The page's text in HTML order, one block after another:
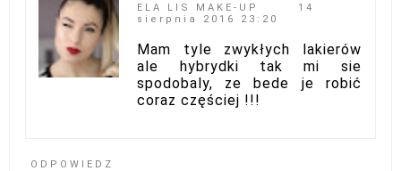
ELA LIS MAKE-UP
14
sierpnia 2016 23:20
Mam tyle zwykłych lakierów
ale hybrydki tak mi sie
spodobaly, ze bede je robić
coraz częściej !!!
ODPOWIEDZ